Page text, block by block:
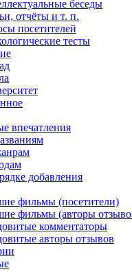
беседы
отчёты и т. п.
посетителей
тесты
впечатления
добавления
фильмы (посетители)
фильмы (авторы
комментаторы
авторы отзывов